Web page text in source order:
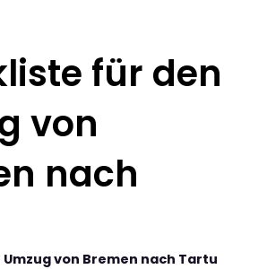
für den
von
nach
von Bremen nach Tartu